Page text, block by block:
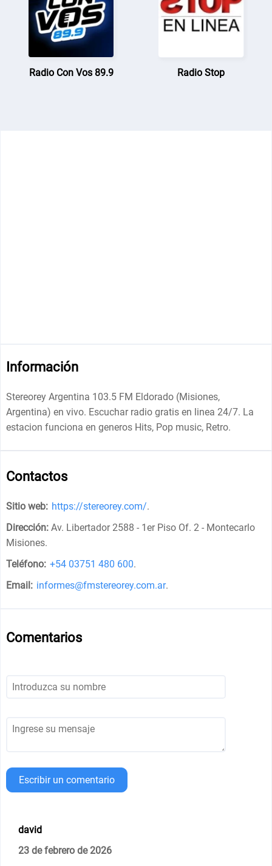
Radio Con Vos 89.9 Radio Stop
Información
Stereorey Argentina 103.5 FM Eldorado (Misiones,
Argentina) en vivo. Escuchar radio gratis en linea 24/7. La
estacion funciona en generos Hits, Pop music, Retro.
Contactos
Sitio web: https://stereorey.com/.
Dirección: Av. Libertador 2588 - 1er Piso Of. 2 - Montecarlo
Misiones.
Teléfono: +54 03751 480 600.
Email: informes@fmstereorey.com.ar.
Comentarios
Escribir un comentario
david
23 de febrero de 2026